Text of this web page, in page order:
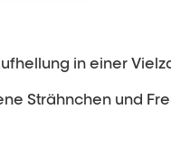
in einer
Strähnchen und